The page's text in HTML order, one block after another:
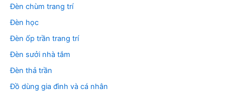
Đèn chùm trang trí
Đèn học
Đèn ốp trần trang trí
Đèn sưởi nhà tắm
Đèn thả trần
Đồ dùng gia đình và cá nhân